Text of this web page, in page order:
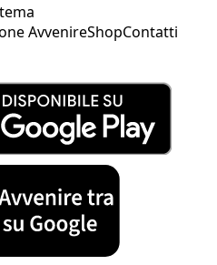
AvvenireShopContatti